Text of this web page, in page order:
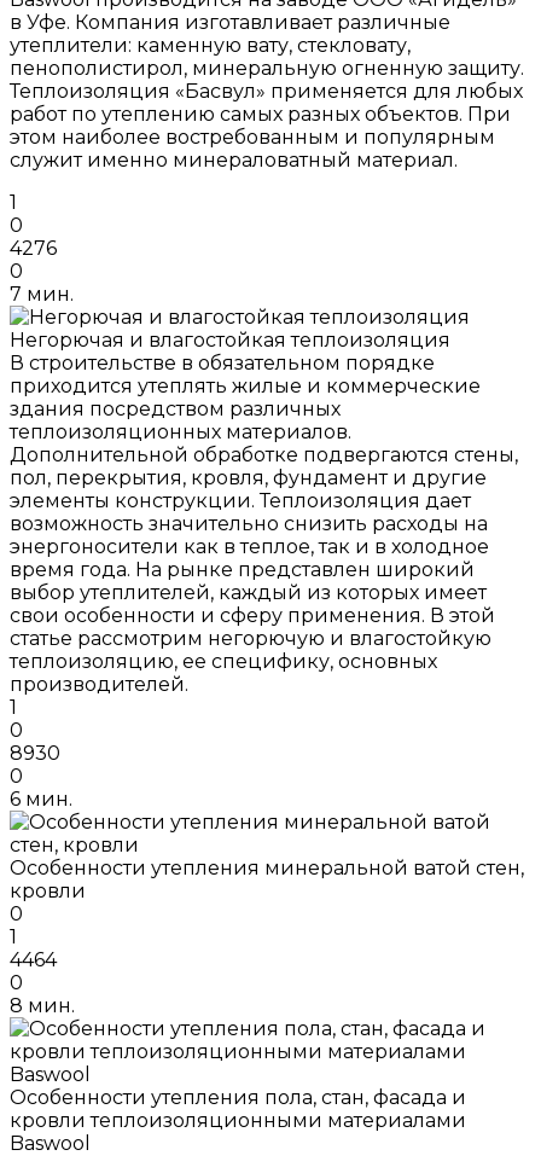
в Уфе. Компания изготавливает различные
утеплители: каменную вату, стекловату,
пенополистирол, минеральную огненную защиту.
Теплоизоляция «Басвул» применяется для любых
работ по утеплению самых разных объектов. При
этом наиболее востребованным и популярным
служит именно минераловатный материал.
1
0
4276
0
7 мин.
Негорючая и влагостойкая теплоизоляция
В строительстве в обязательном порядке
приходится утеплять жилые и коммерческие
здания посредством различных
теплоизоляционных материалов.
Дополнительной обработке подвергаются стены,
пол, перекрытия, кровля, фундамент и другие
элементы конструкции. Теплоизоляция дает
возможность значительно снизить расходы на
энергоносители как в теплое, так и в холодное
время года. На рынке представлен широкий
выбор утеплителей, каждый из которых имеет
свои особенности и сферу применения. В этой
статье рассмотрим негорючую и влагостойкую
теплоизоляцию, ее специфику, основных
производителей.
1
0
8930
0
6 мин.
Особенности утепления минеральной ватой стен,
кровли
0
1
4464
0
8 мин.
Особенности утепления пола, стан, фасада и
кровли теплоизоляционными материалами
Baswool